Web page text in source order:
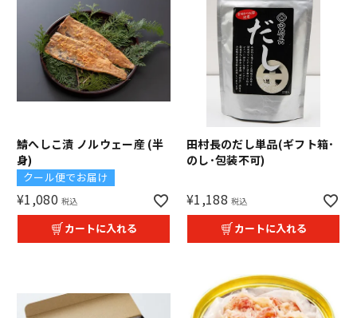
鯖へしこ漬 ノルウェー産 (半
身)
クール便でお届け
¥1,080 税込
カートに入れる
田村長のだし単品(ギフト箱･
のし･包装不可)
¥1,188 税込
カートに入れる